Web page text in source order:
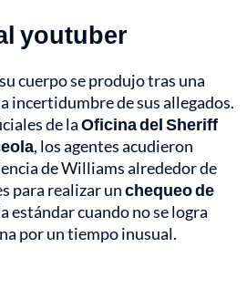
youtuber
cuerpo se produjo tras una
incertidumbre de sus allegados.
de laOficina del Sheriff
, los agentes acudieron
de Williams alrededor de
para realizar unchequeo de
estándar cuando no se logra
por un tiempo inusual.